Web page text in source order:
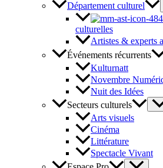
Département culturel
culturelles
Artistes & experts
Événements récurrents
Kulturnatt
Novembre
Nuit des Idées
Secteurs culturels
Arts visuels
Cinéma
Littérature
Spectacle Vivant